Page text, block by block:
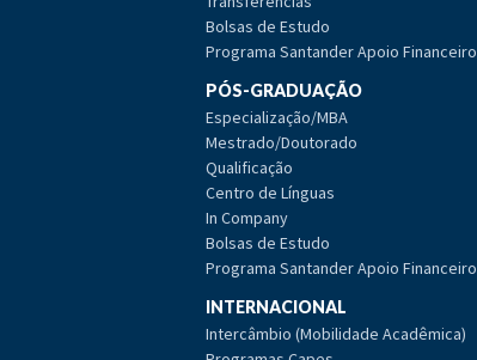
Bolsas de Estudo
Programa Santander Apoio Financeiro
PÓS-GRADUAÇÃO
Especialização/MBA
Mestrado/Doutorado
Qualificação
Centro de Línguas
In Company
Bolsas de Estudo
Programa Santander Apoio Financeiro
INTERNACIONAL
Intercâmbio (Mobilidade Acadêmica)